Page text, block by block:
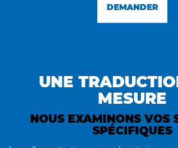
DEMANDER
UNE
MESURE
NOUS EXAMINONS VOS
SPÉCIFIQUES